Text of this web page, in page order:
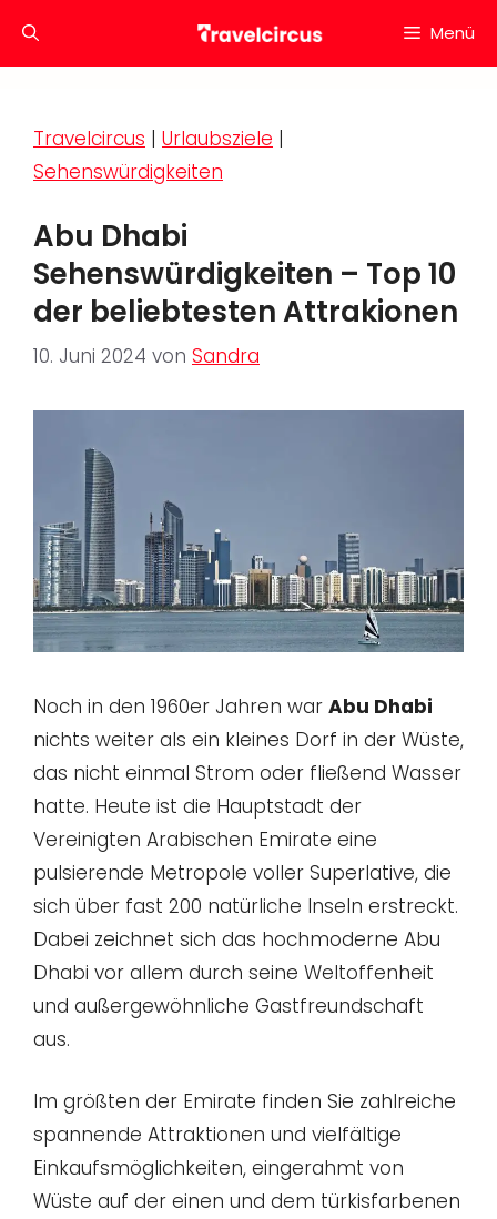
Inhalt
Menü
Travelcircus | Urlaubsziele |
Sehenswürdigkeiten
Abu Dhabi
Sehenswürdigkeiten – Top 10
der beliebtesten Attrakionen
10. Juni 2024 von Sandra
Noch in den 1960er Jahren war Abu Dhabi
nichts weiter als ein kleines Dorf in der Wüste,
das nicht einmal Strom oder fließend Wasser
hatte. Heute ist die Hauptstadt der
Vereinigten Arabischen Emirate eine
pulsierende Metropole voller Superlative, die
sich über fast 200 natürliche Inseln erstreckt.
Dabei zeichnet sich das hochmoderne Abu
Dhabi vor allem durch seine Weltoffenheit
und außergewöhnliche Gastfreundschaft
aus.
Im größten der Emirate finden Sie zahlreiche
spannende Attraktionen und vielfältige
Einkaufsmöglichkeiten, eingerahmt von
Wüste auf der einen und dem türkisfarbenen